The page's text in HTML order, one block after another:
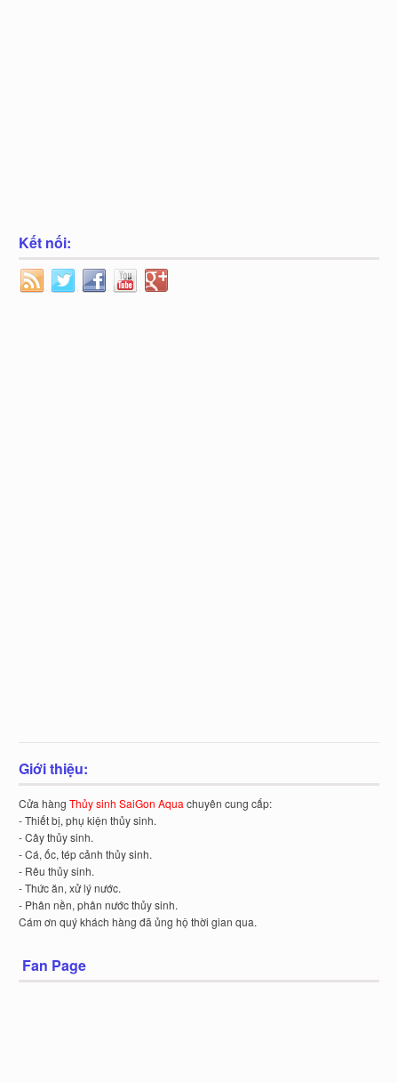
Kết nối:
Giới thiệu:
Cửa hàngThủy sinh SaiGon Aquachuyên cung cấp:
- Thiết bị, phụ kiện thủy sinh.
- Cây thủy sinh.
- Cá, ốc, tép cảnh thủy sinh.
- Rêu thủy sinh.
- Thức ăn, xử lý nước.
- Phân nền, phân nước thủy sinh.
Cám ơn quý khách hàng đã ủng hộ thời gian qua.
Fan Page